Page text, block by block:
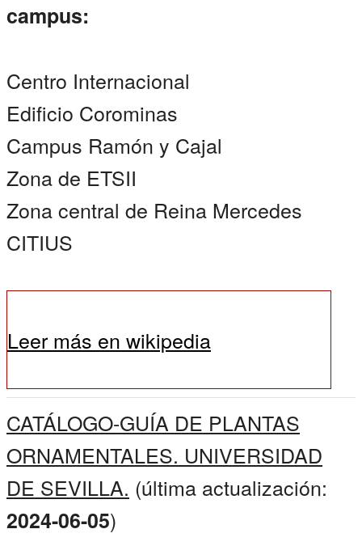
campus:
Centro Internacional
Edificio Corominas
Campus Ramón y Cajal
Zona de ETSII
Zona central de Reina Mercedes
CITIUS
Leer más en wikipedia
CATÁLOGO-GUÍA DE PLANTAS
ORNAMENTALES. UNIVERSIDAD
DE SEVILLA. (última actualización:
2024-06-05)